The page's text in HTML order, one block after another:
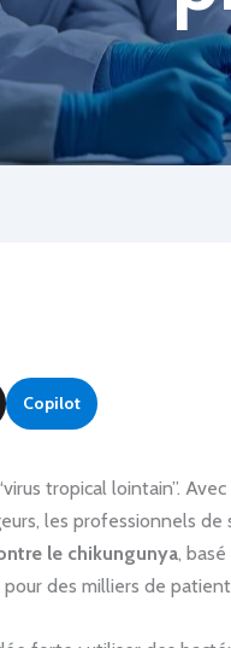
Copilot
tropical lointain”.
les professionnels
le chikungunya,
des milliers de